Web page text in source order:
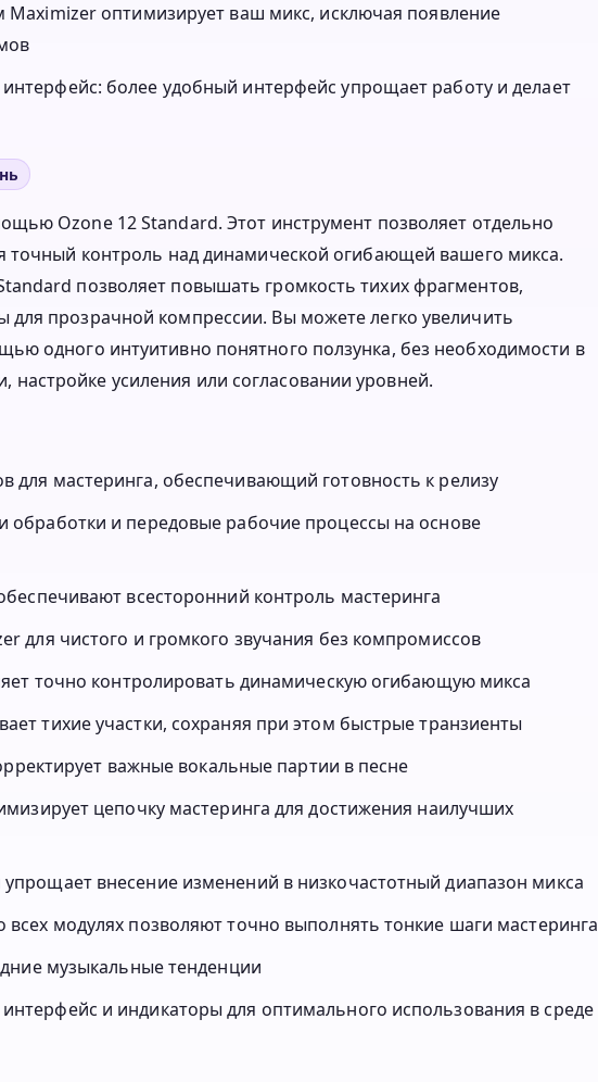
оптимизирует ваш микс, исключая появление
более удобный интерфейс упрощает работу и делает
Ozone 12 Standard. Этот инструмент позволяет отдельно
точный контроль над динамической огибающей вашего микса.
позволяет повышать громкость тихих фрагментов,
для прозрачной компрессии. Вы можете легко увеличить
одного интуитивно понятного ползунка, без необходимости в
усиления или согласовании уровней.
для мастеринга, обеспечивающий готовность к релизу
обработки и передовые рабочие процессы на основе
всесторонний контроль мастеринга
для чистого и громкого звучания без компромиссов
точно контролировать динамическую огибающую микса
тихие участки, сохраняя при этом быстрые транзиенты
важные вокальные партии в песне
цепочку мастеринга для достижения наилучших
внесение изменений в низкочастотный диапазон микса
модулях позволяют точно выполнять тонкие шаги мастеринга
музыкальные тенденции
и индикаторы для оптимального использования в среде